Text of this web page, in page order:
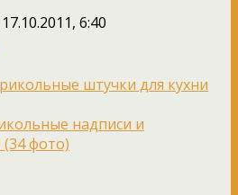
6:40
штучки для кухни
надписи и
фото)